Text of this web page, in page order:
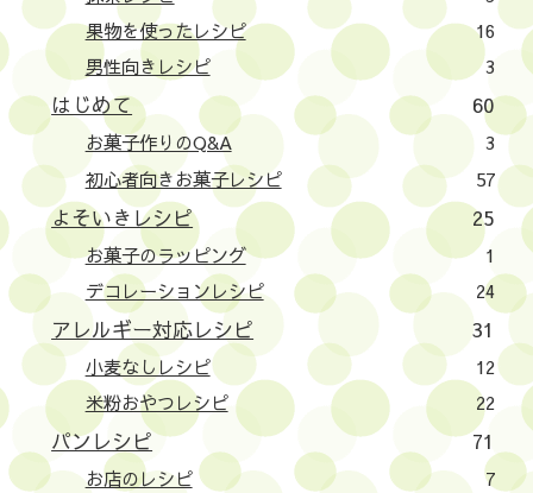
果物を使ったレシピ
16
男性向きレシピ
3
はじめて 60
お菓子作りのQ&A
3
初心者向きお菓子レシピ
57
よそいきレシピ 25
お菓子のラッピング
1
デコレーションレシピ
24
アレルギー対応レシピ 31
小麦なしレシピ
12
米粉おやつレシピ
22
パンレシピ 71
お店のレシピ
7